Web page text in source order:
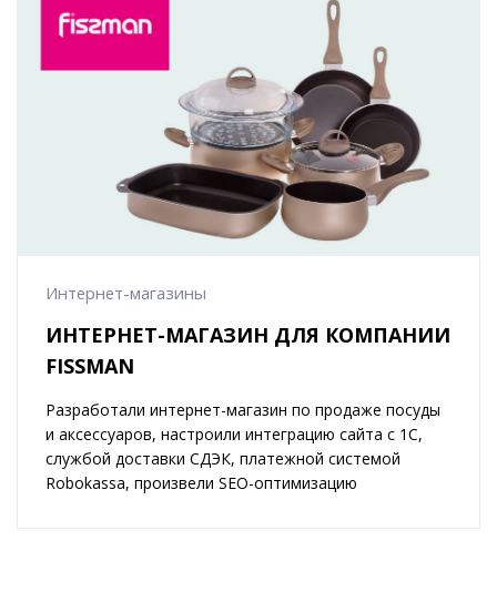
Интернет-магазины
ИНТЕРНЕТ-МАГАЗИН ДЛЯ КОМПАНИИ
FISSMAN
Разработали интернет-магазин по продаже посуды
и аксессуаров, настроили интеграцию сайта с 1С,
службой доставки СДЭК, платежной системой
Robokassa, произвели SEO-оптимизацию